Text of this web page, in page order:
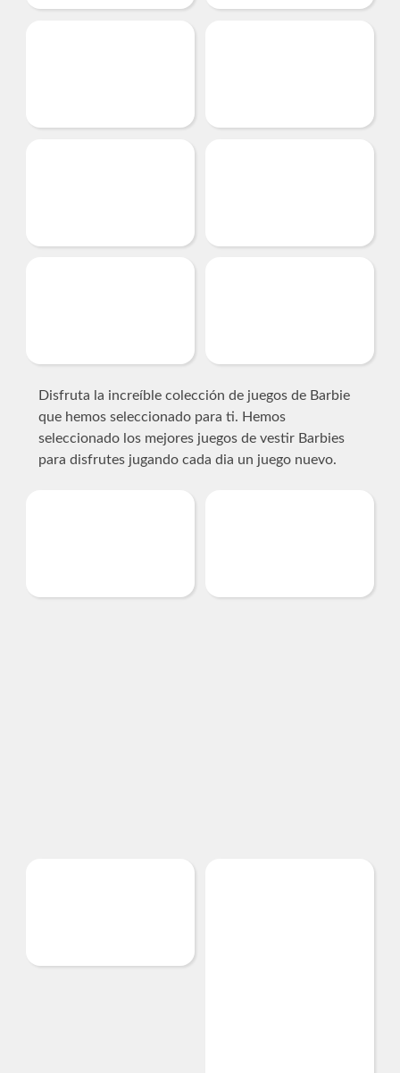
Disfruta la increíble colección de juegos de Barbie
que hemos seleccionado para ti. Hemos
seleccionado los mejores juegos de vestir Barbies
para disfrutes jugando cada dia un juego nuevo.